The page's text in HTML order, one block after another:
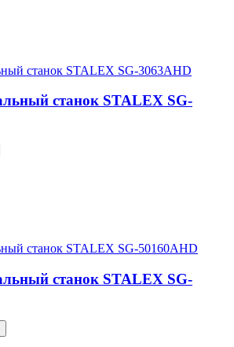
станок STALEX SG-
станок STALEX SG-